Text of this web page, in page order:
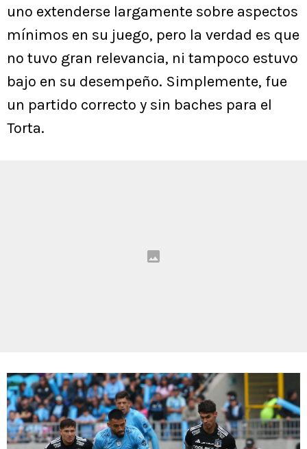
uno extenderse largamente sobre aspectos
mínimos en su juego, pero la verdad es que
no tuvo gran relevancia, ni tampoco estuvo
bajo en su desempeño. Simplemente, fue
un partido correcto y sin baches para el
Torta.